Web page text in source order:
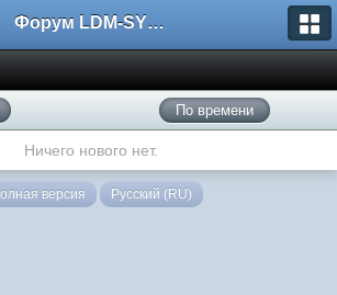
Форум LDM-SYSTEMS
По времени
Ничего нового нет.
версия Русский (RU)